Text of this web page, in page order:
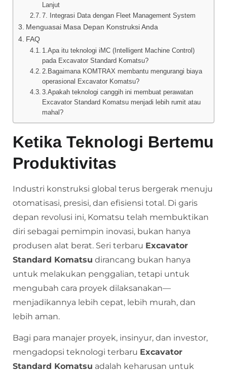
Lanjut
7. Integrasi Data dengan Fleet Management System
Menguasai Masa Depan Konstruksi Anda
FAQ
1.Apa itu teknologi iMC (Intelligent Machine Control)
pada Excavator Standard Komatsu?
2.Bagaimana KOMTRAX membantu mengurangi biaya
operasional Excavator Komatsu?
3.Apakah teknologi canggih ini membuat perawatan
Excavator Standard Komatsu menjadi lebih rumit atau
mahal?
Ketika Teknologi Bertemu
Produktivitas
Industri konstruksi global terus bergerak menuju
otomatisasi, presisi, dan efisiensi total. Di garis
depan revolusi ini, Komatsu telah membuktikan
diri sebagai pemimpin inovasi, bukan hanya
produsen alat berat. Seri terbaru Excavator
Standard Komatsu dirancang bukan hanya
untuk melakukan penggalian, tetapi untuk
mengubah cara proyek dilaksanakan—
menjadikannya lebih cepat, lebih murah, dan
lebih aman.
Bagi para manajer proyek, insinyur, dan investor,
mengadopsi teknologi terbaru Excavator
Standard Komatsu adalah keharusan untuk